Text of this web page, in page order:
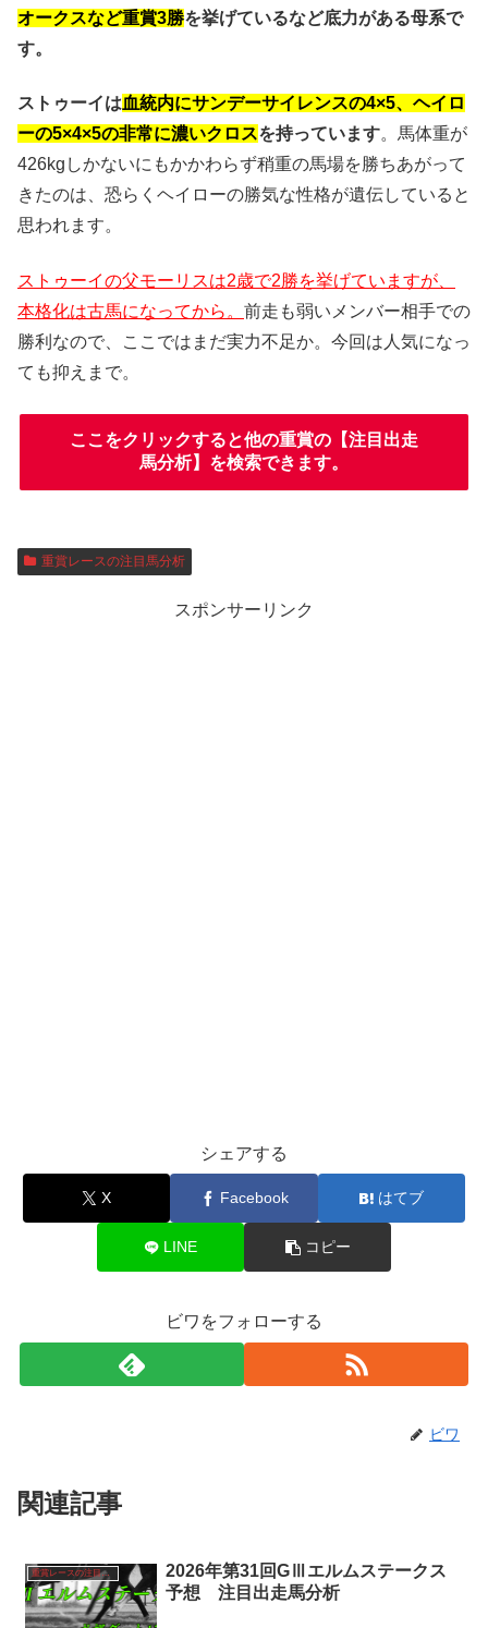
オークスなど重賞3勝を挙げているなど底力がある母系で
す。
ストゥーイは血統内にサンデーサイレンスの4×5、ヘイロ
ーの5×4×5の非常に濃いクロスを持っています。馬体重が
426kgしかないにもかかわらず稍重の馬場を勝ちあがって
きたのは、恐らくヘイローの勝気な性格が遺伝していると
思われます。
ストゥーイの父モーリスは2歳で2勝を挙げていますが、
本格化は古馬になってから。 前走も弱いメンバー相手での
勝利なので、ここではまだ実力不足か。今回は人気になっ
ても抑えまで。
ここをクリックすると他の重賞の【注目出走
馬分析】を検索できます。
重賞レースの注目馬分析
スポンサーリンク
シェアする
X Facebook はてブ
LINE コピー
ビワをフォローする
ビワ
関連記事
重賞レースの注目馬分析
2026年第31回GⅢエルムステークス
予想 注目出走馬分析